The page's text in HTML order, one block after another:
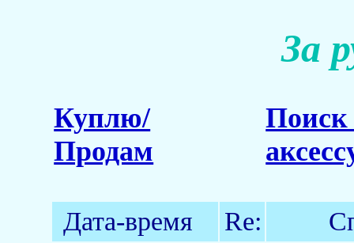
За
Куплю/
Продам
Поиск
Дата-время Re: